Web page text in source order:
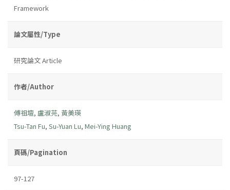
Framework
論文屬性/Type
研究論文 Article
作者/Author
傅祖壇, 盧淑芫, 黃美瑛
Tsu-Tan Fu, Su-Yuan Lu, Mei-Ying Huang
頁碼/Pagination
97-127